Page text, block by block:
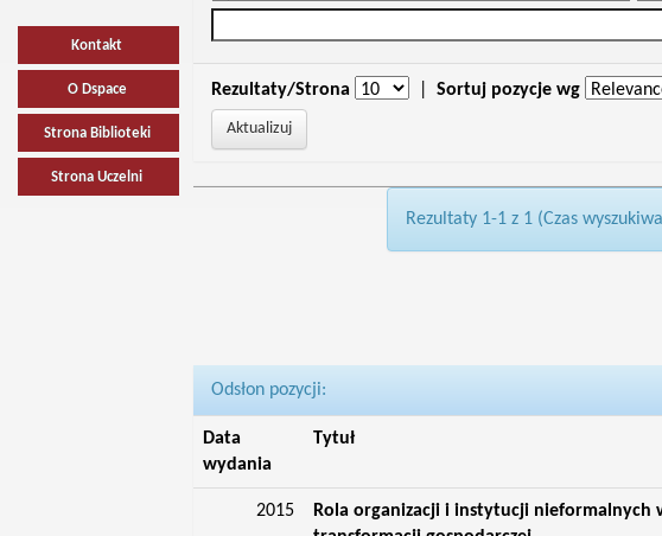
Kontakt
O Dspace
Strona Biblioteki
Strona Uczelni
Rezultaty/Strona Sortuj pozycje wg
Rezultaty 1-1 z 1 (Czas
Odsłon pozycji:
Data
wydania
Tytuł
2015
Rola organizacji i instytucji nieformalnych